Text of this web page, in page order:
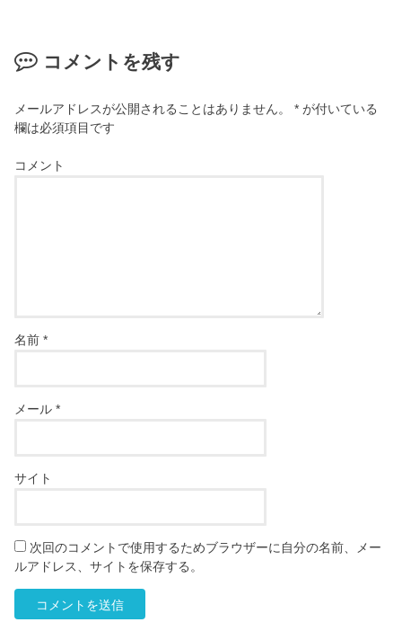
コメントを残す
メールアドレスが公開されることはありません。 * が付いている
欄は必須項目です
コメント
名前*
メール*
サイト
次回のコメントで使用するためブラウザーに自分の名前、メー
ルアドレス、サイトを保存する。